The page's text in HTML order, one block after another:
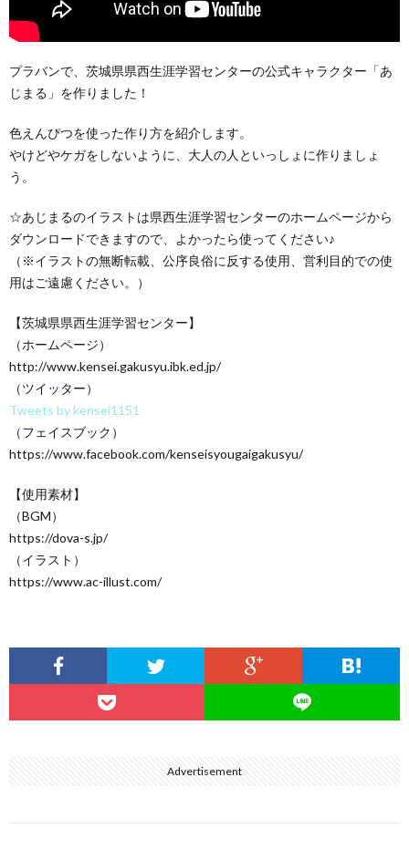
プラバンで、茨城県県西生涯学習センターの公式キャラクター「あ
じまる」を作りました！
色えんぴつを使った作り方を紹介します。
やけどやケガをしないように、大人の人といっしょに作りましょ
う。
☆あじまるのイラストは県西生涯学習センターのホームページから
ダウンロードできますので、よかったら使ってください♪
（※イラストの無断転載、公序良俗に反する使用、営利目的での使
用はご遠慮ください。）
【茨城県県西生涯学習センター】
（ホームページ）
http://www.kensei.gakusyu.ibk.ed.jp/
（ツイッター）
Tweets by kensei1151
（フェイスブック）
https://www.facebook.com/kenseisyougaigakusyu/
【使用素材】
（BGM）
https://dova-s.jp/
（イラスト）
https://www.ac-illust.com/
Advertisement